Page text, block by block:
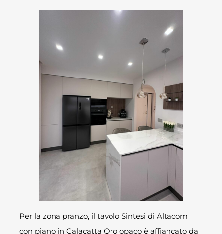
Per la zona pranzo, il tavolo Sintesi di Altacom
con piano in Calacatta Oro opaco è affiancato da